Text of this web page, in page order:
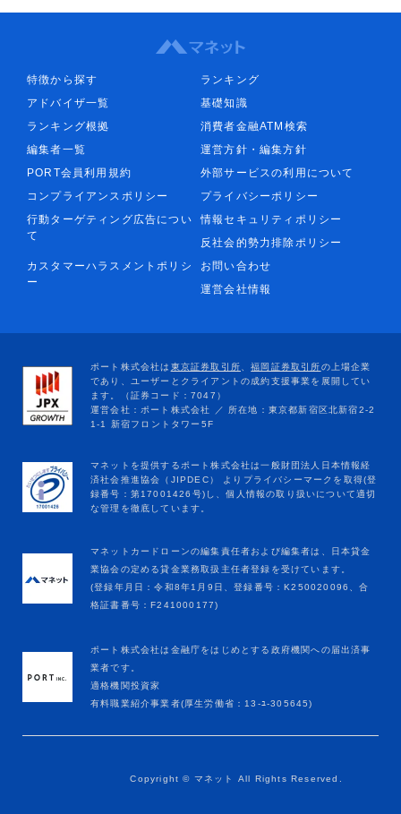
特徴から探す
ランキング
アドバイザ一覧
基礎知識
ランキング根拠
消費者金融ATM検索
編集者一覧
運営方針・編集方針
PORT会員利用規約
外部サービスの利用について
コンプライアンスポリシー
プライバシーポリシー
行動ターゲティング広告につい
て
情報セキュリティポリシー
反社会的勢力排除ポリシー
カスタマーハラスメントポリシ
ー
お問い合わせ
運営会社情報
マネットカードローンの編集責任者および編集者は、日本貸金
業協会の定める貸金業務取扱主任者登録を受けています。
(登録年月日：令和8年1月9日、登録番号：K250020096、合
格証書番号：F241000177)
ポート株式会社は金融庁をはじめとする政府機関への届出済事
業者です。
適格機関投資家
有料職業紹介事業者(厚生労働省：13-ﾕ-305645)